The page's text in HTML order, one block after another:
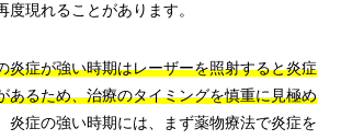
度現れることがあります。
炎症が強い時期はレーザーを照射すると炎症
あるため、治療のタイミングを慎重に見極め
炎症の強い時期には、まず薬物療法で炎症を